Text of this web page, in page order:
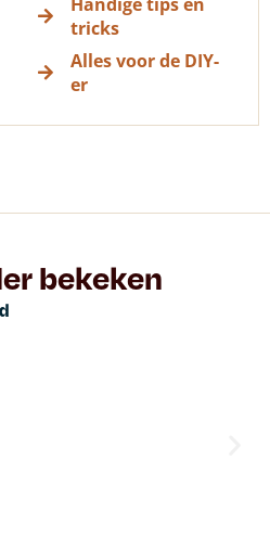
tricks
Alles voor de DIY-
er
bekeken